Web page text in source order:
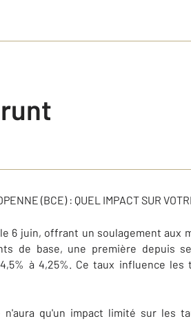
(BCE) : QUEL IMPACT SUR
6 juin, offrant un soulagement aux
de base, une première depuis
à 4,25%. Ce taux influence les
qu'un impact limité sur les